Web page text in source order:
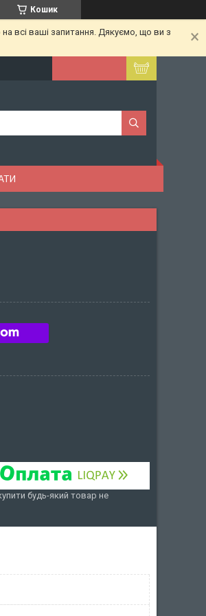
Кошик
всі ваші запитання. Дякуємо, що ви з
будь-який товар не